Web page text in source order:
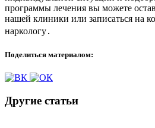
программы лечения вы можете
нашей клиники или записаться на
наркологу․
Поделиться материалом:
Другие статьи